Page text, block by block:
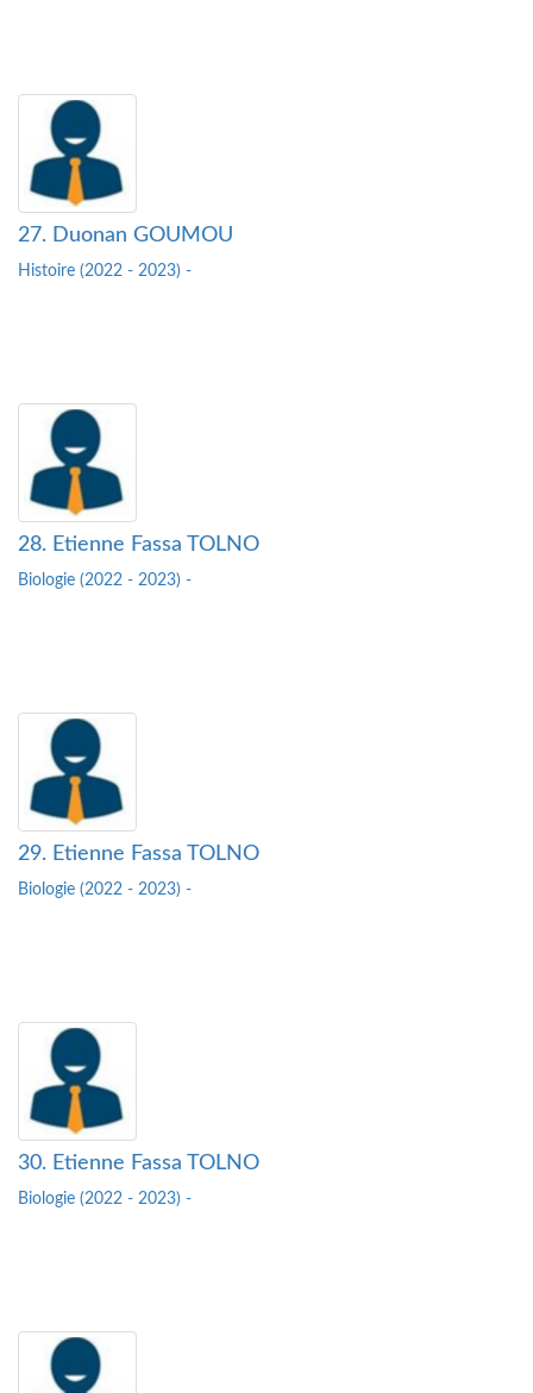
27. Duonan GOUMOU
Histoire (2022 - 2023) -
28. Etienne Fassa TOLNO
Biologie (2022 - 2023) -
29. Etienne Fassa TOLNO
Biologie (2022 - 2023) -
30. Etienne Fassa TOLNO
Biologie (2022 - 2023) -